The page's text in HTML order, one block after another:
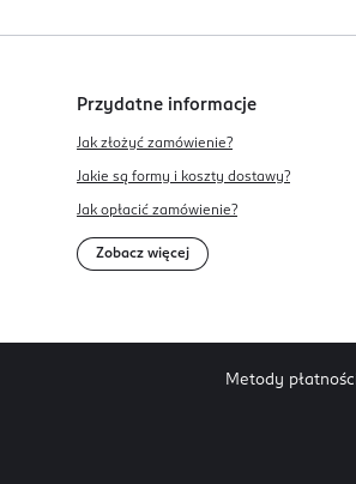
Przydatne informacje
Jak złożyć zamówienie?
Jakie są formy i koszty dostawy?
Jak opłacić zamówienie?
Zobacz więcej
Metody